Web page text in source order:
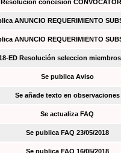
concesión
ANUNCIO REQUERIMIENTO
ANUNCIO REQUERIMIENTO
ED Resolución seleccion
Se publica Aviso
Se añade texto en observaciones
Se actualiza FAQ
Se publica FAQ 23/05/2018
Se publica FAQ 16/05/2018